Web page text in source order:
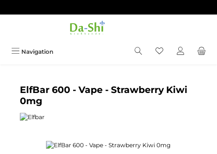
Navigation Du hast 0
ElfBar 600 - Vape - Strawberry Kiwi
0mg
Bildergalerie überspringen